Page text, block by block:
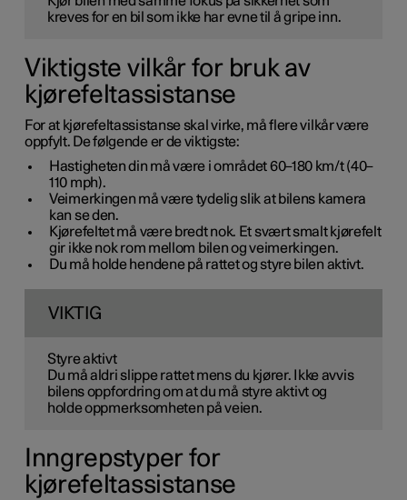
kreves for en bil som ikke har evne til å gripe inn.
Viktigste vilkår for bruk av
kjørefeltassistanse
For at kjørefeltassistanse skal virke, må flere vilkår være
oppfylt. De følgende er de viktigste:
Hastigheten din må være i området 60–180 km/t (40–
110 mph).
Veimerkingen må være tydelig slik at bilens kamera
kan se den.
Kjørefeltet må være bredt nok. Et svært smalt kjørefelt
gir ikke nok rom mellom bilen og veimerkingen.
Du må holde hendene på rattet og styre bilen aktivt.
VIKTIG
Styre aktivt
Du må aldri slippe rattet mens du kjører. Ikke avvis
bilens oppfordring om at du må styre aktivt og
holde oppmerksomheten på veien.
Inngrepstyper for
kjørefeltassistanse